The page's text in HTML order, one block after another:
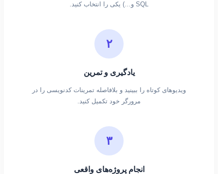
SQL و…) یکی را انتخاب کنید.
۲
یادگیری و تمرین
ویدیوهای کوتاه را ببینید و بلافاصله تمرینات کدنویسی را در
مرورگر خود تکمیل کنید.
۳
انجام پروژه‌های واقعی